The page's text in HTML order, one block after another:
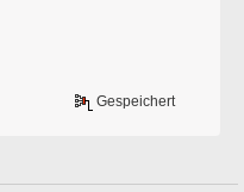
Gespeichert